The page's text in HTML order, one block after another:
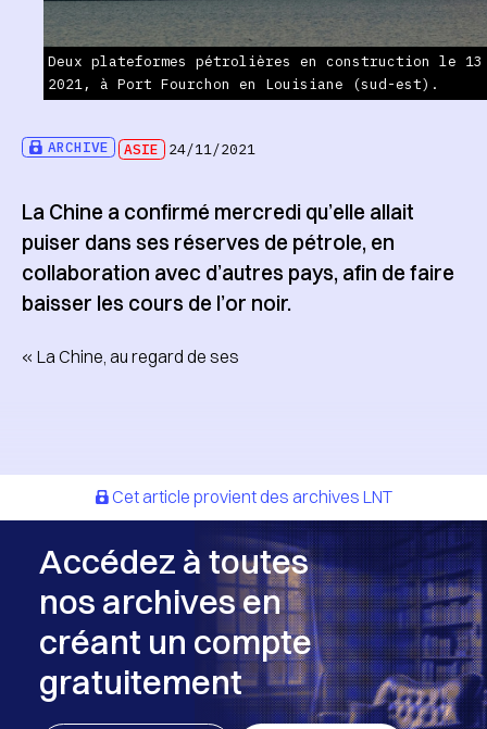
ARCHIVE ASIE 24/11/2021
Deux plateformes pétrolières en construction le
2021, à Port Fourchon en Louisiane (sud-est).
La Chine a confirmé mercredi qu’elle allait
puiser dans ses réserves de pétrole, en
collaboration avec d’autres pays, afin de faire
baisser les cours de l’or noir.
« La Chine, au regard de ses
Cet article provient des archives LNT
Accédez à toutes
nos archives en
créant un compte
gratuitement